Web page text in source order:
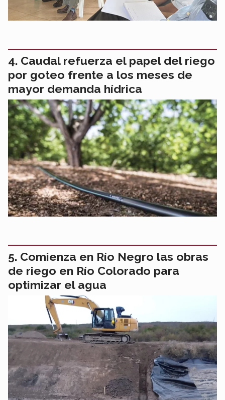
Caudal refuerza el papel del riego
por goteo frente a los meses de
mayor demanda hídrica
Comienza en Río Negro las obras
de riego en Río Colorado para
optimizar el agua